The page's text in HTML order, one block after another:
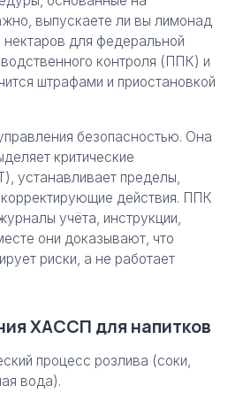
выпускаете ли вы лимонад
нектаров для федеральной
контроля (ППК) и
штрафами и приостановкой
безопасностью. Она
критические
устанавливает пределы,
действия. ППК
учёта, инструкции,
они доказывают, что
риски, а не работает
ХАССП для напитков
процесс розлива (соки,
вода).